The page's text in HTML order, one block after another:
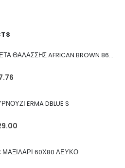
LINO ΠΕΤΣΕΤΑ ΘΑΛΑΣΣΗΣ AFRICAN BROWN 86X160
5
ERMA DBLUE S
ΜΑΞΙΛΑΡΙ 60Χ80 ΛΕΥΚΟ